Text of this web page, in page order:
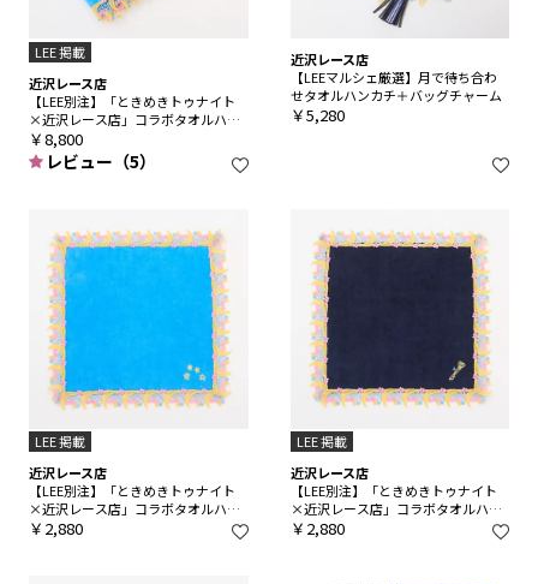
LEE 掲載
近沢レース店
【LEE別注】「ときめきトゥナイト
×近沢レース店」コラボタオルハン
カチ３色セット
￥8,800
レビュー（5）
近沢レース店
【LEEマルシェ厳選】月で待ち合わ
せタオルハンカチ＋バッグチャーム
￥5,280
LEE 掲載
近沢レース店
【LEE別注】「ときめきトゥナイト
×近沢レース店」コラボタオルハン
カチ
￥2,880
LEE 掲載
近沢レース店
【LEE別注】「ときめきトゥナイト
×近沢レース店」コラボタオルハン
カチ
￥2,880